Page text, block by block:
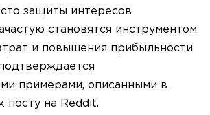
защиты интересов
становятся инструментом
и повышения прибыльности
примерами, описанными в
посту на Reddit.